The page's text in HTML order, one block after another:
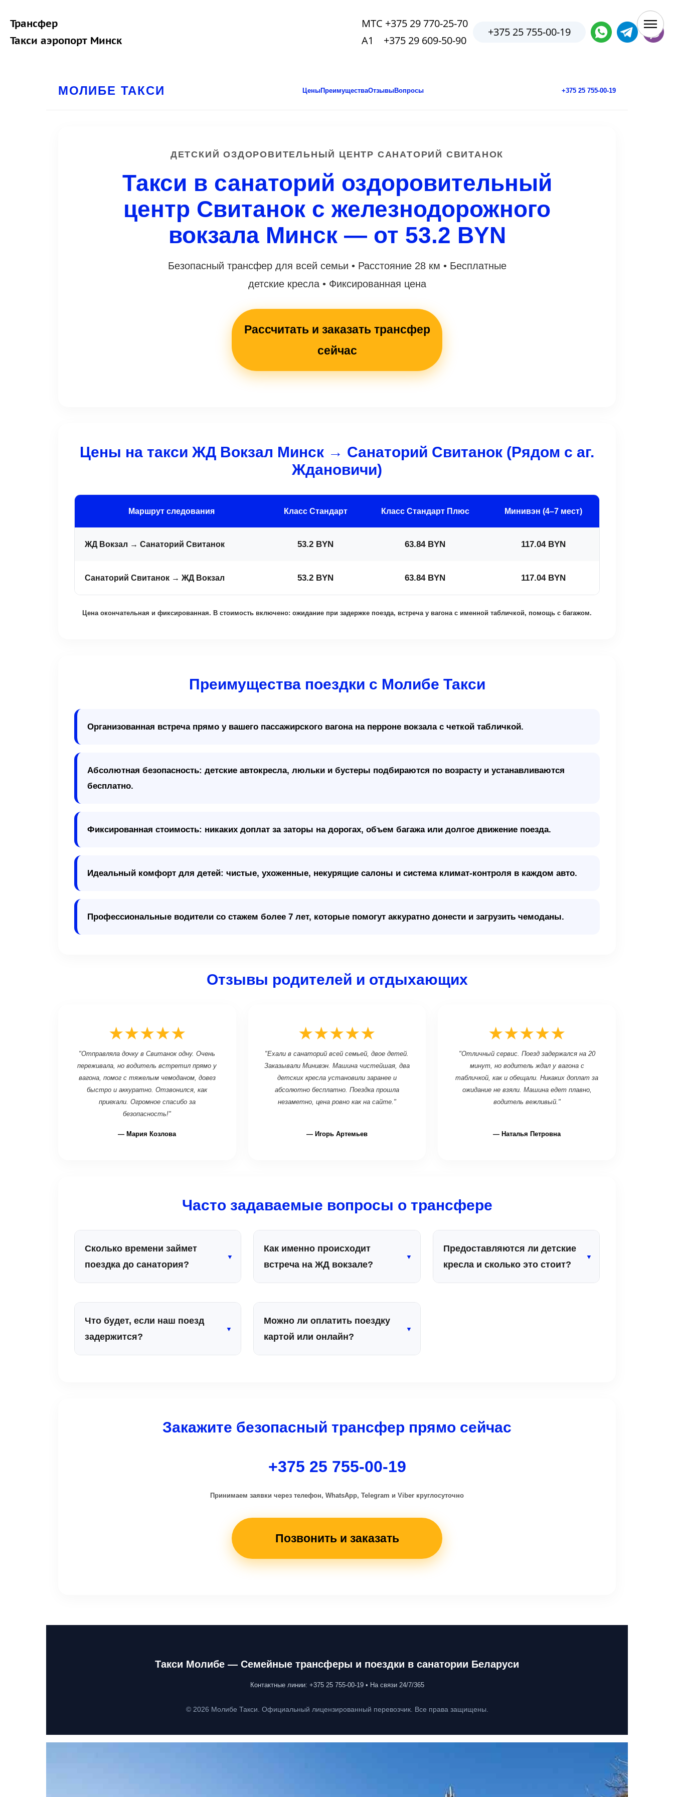
Трансфер
Такси аэропорт Минск
+375 25 755-00-19
МТС +375 29 770-25-70
А1 +375 29 609-50-90
МОЛИБЕ ТАКСИ ЦеныПреимуществаОтзывыВопросы +375 25 755-00-19
ДЕТСКИЙ ОЗДОРОВИТЕЛЬНЫЙ ЦЕНТР САНАТОРИЙ СВИТАНОК
Такси в санаторий оздоровительный
центр Свитанок с железнодорожного
вокзала Минск — от 53.2 BYN
Безопасный трансфер для всей семьи • Расстояние 28 км • Бесплатные
детские кресла • Фиксированная цена
Рассчитать и заказать трансфер
сейчас
Цены на такси ЖД Вокзал Минск → Санаторий Свитанок (Рядом с аг.
Ждановичи)
Маршрут следования Класс Стандарт Класс Стандарт Плюс Минивэн (4–7 мест)
ЖД Вокзал → Санаторий Свитанок 53.2 BYN 63.84 BYN 117.04 BYN
Санаторий Свитанок → ЖД Вокзал 53.2 BYN 63.84 BYN 117.04 BYN
Цена окончательная и фиксированная. В стоимость включено: ожидание при задержке поезда, встреча у вагона с именной табличкой, помощь с багажом.
Преимущества поездки с Молибе Такси
Организованная встреча прямо у вашего пассажирского вагона на перроне вокзала с четкой табличкой.
Абсолютная безопасность: детские автокресла, люльки и бустеры подбираются по возрасту и устанавливаются
бесплатно.
Фиксированная стоимость: никаких доплат за заторы на дорогах, объем багажа или долгое движение поезда.
Идеальный комфорт для детей: чистые, ухоженные, некурящие салоны и система климат-контроля в каждом авто.
Профессиональные водители со стажем более 7 лет, которые помогут аккуратно донести и загрузить чемоданы.
Отзывы родителей и отдыхающих
★★★★★
"Отправляла дочку в Свитанок одну. Очень
переживала, но водитель встретил прямо у
вагона, помог с тяжелым чемоданом, довез
быстро и аккуратно. Отзвонился, как
приехали. Огромное спасибо за
безопасность!"
— Мария Козлова
★★★★★
"Ехали в санаторий всей семьей, двое детей.
Заказывали Минивэн. Машина чистейшая, два
детских кресла установили заранее и
абсолютно бесплатно. Поездка прошла
незаметно, цена ровно как на сайте."
— Игорь Артемьев
★★★★★
"Отличный сервис. Поезд задержался на 20
минут, но водитель ждал у вагона с
табличкой, как и обещали. Никаких доплат за
ожидание не взяли. Машина едет плавно,
водитель вежливый."
— Наталья Петровна
Часто задаваемые вопросы о трансфере
Сколько времени займет
поездка до санатория?
▼
вокзала Минска до санатория
Среднее время в пути составляет от
35 до 45 минут в зависимости от
Как именно происходит
встреча на ЖД вокзале?
▼
прибытие вашего поезда, приходит на
непосредственно у выхода из вашего
пассажирского вагона с табличкой, на
Предоставляются ли детские
кресла и сколько это стоит?
▼
Что будет, если наш поезд
задержится?
▼
платы за ожидание не взимается.
Можно ли оплатить поездку
картой или онлайн?
▼
при бронировании.
Закажите безопасный трансфер прямо сейчас
+375 25 755-00-19
Принимаем заявки через телефон, WhatsApp, Telegram и Viber круглосуточно
Позвонить и заказать
Такси Молибе — Семейные трансферы и поездки в санатории Беларуси
Контактные линии: +375 25 755-00-19 • На связи 24/7/365
© 2026 Молибе Такси. Официальный лицензированный перевозчик. Все права защищены.